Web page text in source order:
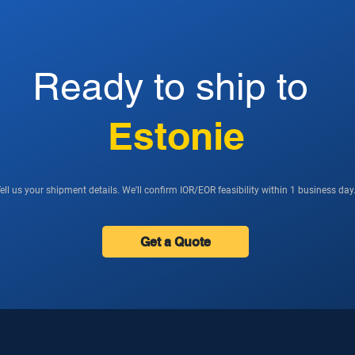
Ready to ship to
Estonie
us your shipment details. We'll confirm IOR/EOR feasibility within 1 business day.
Get a Quote